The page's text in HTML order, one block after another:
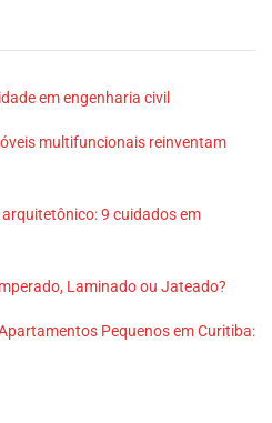
em engenharia civil
multifuncionais reinventam
9 cuidados em
Laminado ou Jateado?
Pequenos em Curitiba: